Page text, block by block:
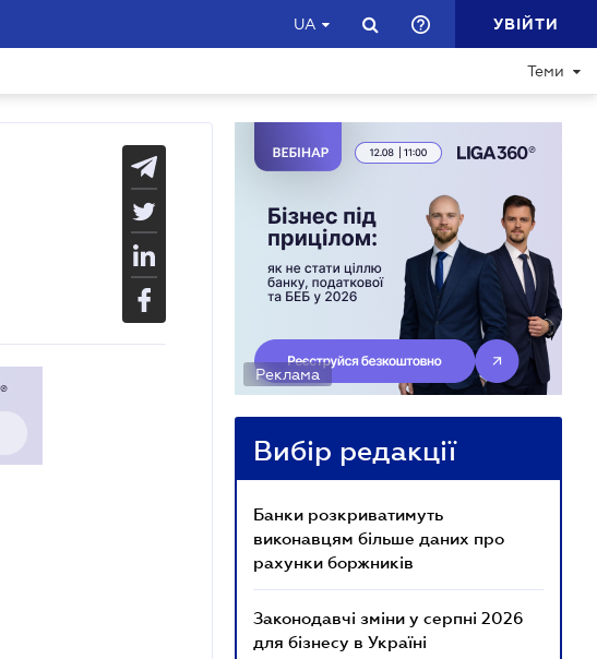
UA УВІЙТИ
Теми
Реклама
Вибір редакції
Банки розкриватимуть
виконавцям більше даних про
рахунки боржників
Законодавчі зміни у серпні 2026
для бізнесу в Україні